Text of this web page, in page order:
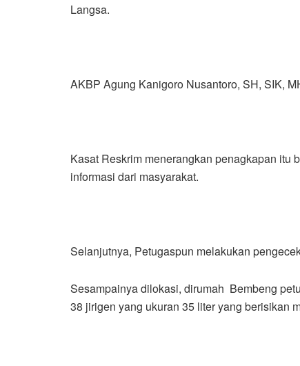
Langsa.
AKBP Agung Kanigoro Nusantoro, SH, SIK,
Kasat Reskrim menerangkan penagkapan itu
informasi dari masyarakat.
Selanjutnya, Petugaspun melakukan
Sesampainya dilokasi, dirumah Bembeng
38 jirigen yang ukuran 35 liter yang berisikan